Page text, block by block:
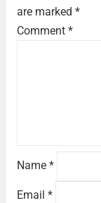
are marked *
Comment *
Name *
Email *